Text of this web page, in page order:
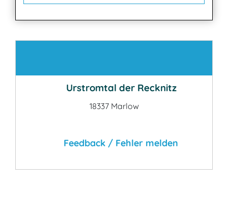
Urstromtal der Recknitz
18337 Marlow
Feedback / Fehler melden